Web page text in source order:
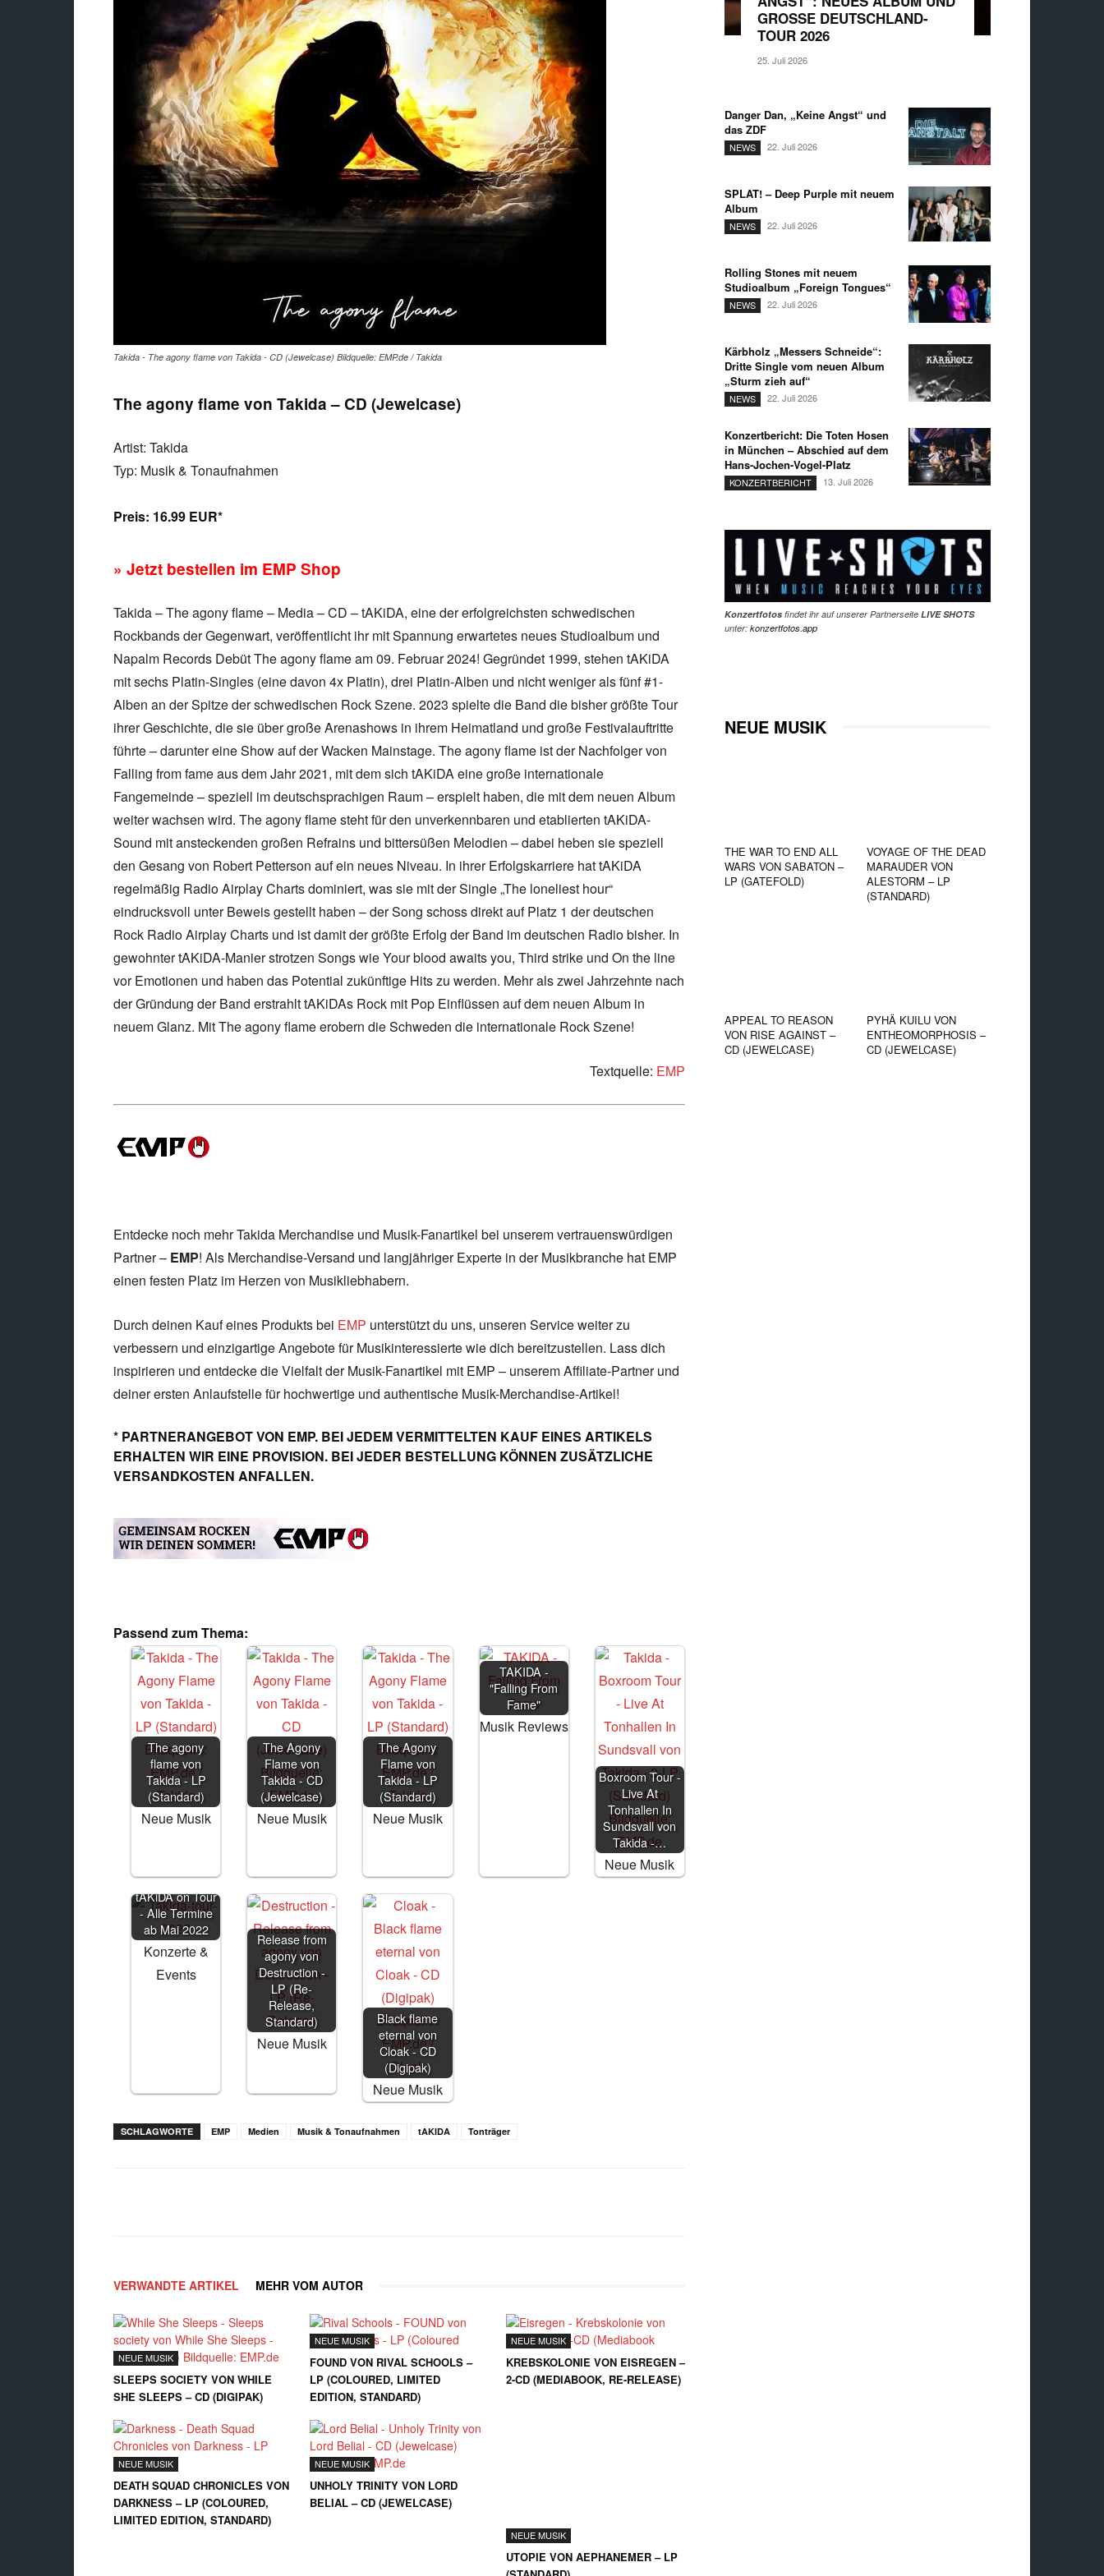
Takida - The agony flame von Takida - CD (Jewelcase) Bildquelle: EMP.de / Takida
The agony flame von Takida – CD (Jewelcase)
Artist: Takida
Typ: Musik & Tonaufnahmen
Preis: 16.99 EUR*
» Jetzt bestellen im EMP Shop
Takida – The agony flame – Media – CD – tAKiDA, eine der erfolgreichsten schwedischen
Rockbands der Gegenwart, veröffentlicht ihr mit Spannung erwartetes neues Studioalbum und
Napalm Records Debüt The agony flame am 09. Februar 2024! Gegründet 1999, stehen tAKiDA
mit sechs Platin-Singles (eine davon 4x Platin), drei Platin-Alben und nicht weniger als fünf #1-
Alben an der Spitze der schwedischen Rock Szene. 2023 spielte die Band die bisher größte Tour
ihrer Geschichte, die sie über große Arenashows in ihrem Heimatland und große Festivalauftritte
führte – darunter eine Show auf der Wacken Mainstage. The agony flame ist der Nachfolger von
Falling from fame aus dem Jahr 2021, mit dem sich tAKiDA eine große internationale
Fangemeinde – speziell im deutschsprachigen Raum – erspielt haben, die mit dem neuen Album
weiter wachsen wird. The agony flame steht für den unverkennbaren und etablierten tAKiDA-
Sound mit ansteckenden großen Refrains und bittersüßen Melodien – dabei heben sie speziell
den Gesang von Robert Petterson auf ein neues Niveau. In ihrer Erfolgskarriere hat tAKiDA
regelmäßig Radio Airplay Charts dominiert, was sie mit der Single „The loneliest hour“
eindrucksvoll unter Beweis gestellt haben – der Song schoss direkt auf Platz 1 der deutschen
Rock Radio Airplay Charts und ist damit der größte Erfolg der Band im deutschen Radio bisher. In
gewohnter tAKiDA-Manier strotzen Songs wie Your blood awaits you, Third strike und On the line
vor Emotionen und haben das Potential zukünftige Hits zu werden. Mehr als zwei Jahrzehnte nach
der Gründung der Band erstrahlt tAKiDAs Rock mit Pop Einflüssen auf dem neuen Album in
neuem Glanz. Mit The agony flame erobern die Schweden die internationale Rock Szene!
Textquelle: EMP
Entdecke noch mehr Takida Merchandise und Musik-Fanartikel bei unserem vertrauenswürdigen
Partner – EMP! Als Merchandise-Versand und langjähriger Experte in der Musikbranche hat EMP
einen festen Platz im Herzen von Musikliebhabern.
Durch deinen Kauf eines Produkts bei EMP unterstützt du uns, unseren Service weiter zu
verbessern und einzigartige Angebote für Musikinteressierte wie dich bereitzustellen. Lass dich
inspirieren und entdecke die Vielfalt der Musik-Fanartikel mit EMP – unserem Affiliate-Partner und
deiner ersten Anlaufstelle für hochwertige und authentische Musik-Merchandise-Artikel!
* PARTNERANGEBOT VON EMP. BEI JEDEM VERMITTELTEN KAUF EINES ARTIKELS
ERHALTEN WIR EINE PROVISION. BEI JEDER BESTELLUNG KÖNNEN ZUSÄTZLICHE
VERSANDKOSTEN ANFALLEN.
Passend zum Thema:
The agony
flame von
Takida - LP
(Standard)
Neue Musik
The Agony
Flame von
Takida - CD
(Jewelcase)
Neue Musik
The Agony
Flame von
Takida - LP
(Standard)
Neue Musik
TAKIDA -
"Falling From
Fame"
Musik Reviews
Boxroom Tour -
Live At
Tonhallen In
Sundsvall von
Takida -…
Neue Musik
tAKiDA on Tour
- Alle Termine
ab Mai 2022
Konzerte &
Events
Release from
agony von
Destruction -
LP (Re-
Release,
Standard)
Neue Musik
Black flame
eternal von
Cloak - CD
(Digipak)
Neue Musik
SCHLAGWORTE EMP Medien Musik & Tonaufnahmen tAKIDA Tonträger
VERWANDTE ARTIKEL MEHR VOM AUTOR
NEUE MUSIK
SLEEPS SOCIETY VON WHILE
SHE SLEEPS – CD (DIGIPAK)
NEUE MUSIK
FOUND VON RIVAL SCHOOLS –
LP (COLOURED, LIMITED
EDITION, STANDARD)
NEUE MUSIK
KREBSKOLONIE VON EISREGEN –
2-CD (MEDIABOOK, RE-RELEASE)
NEUE MUSIK
DEATH SQUAD CHRONICLES VON
DARKNESS – LP (COLOURED,
LIMITED EDITION, STANDARD)
NEUE MUSIK
UNHOLY TRINITY VON LORD
BELIAL – CD (JEWELCASE)
GROSSE DEUTSCHLAND-T
OUR 2026
25. Juli 2026
Danger Dan, „Keine Angst“ und
das ZDF
NEWS 22. Juli 2026
SPLAT! – Deep Purple mit neuem
Album
NEWS 22. Juli 2026
Rolling Stones mit neuem
Studioalbum „Foreign Tongues“
NEWS 22. Juli 2026
Kärbholz „Messers Schneide“:
Dritte Single vom neuen Album
„Sturm zieh auf“
NEWS 22. Juli 2026
Konzertbericht: Die Toten Hosen
in München – Abschied auf dem
Hans-Jochen-Vogel-Platz
KONZERTBERICHT 13. Juli 2026
Konzertfotos findet ihr auf unserer Partnerseite LIVE SHOTS
unter: konzertfotos.app
NEUE MUSIK
THE WAR TO END ALL
WARS VON SABATON –
LP (GATEFOLD)
VOYAGE OF THE DEAD
MARAUDER VON
ALESTORM – LP
(STANDARD)
APPEAL TO REASON
VON RISE AGAINST –
CD (JEWELCASE)
PYHÄ KUILU VON
ENTHEOMORPHOSIS –
CD (JEWELCASE)